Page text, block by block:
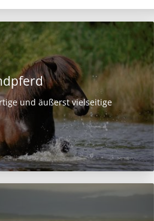
und äußerst vielseitige